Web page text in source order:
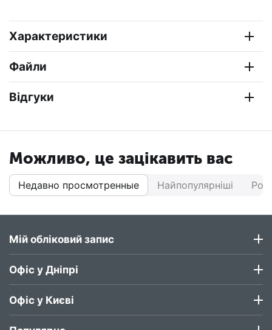
Характеристики
Файли
Відгуки
Можливо, це зацікавить вас
Недавно просмотренные Найпопулярніші
Мій обліковий запис
Офіс у Дніпрі
Офіс у Києві